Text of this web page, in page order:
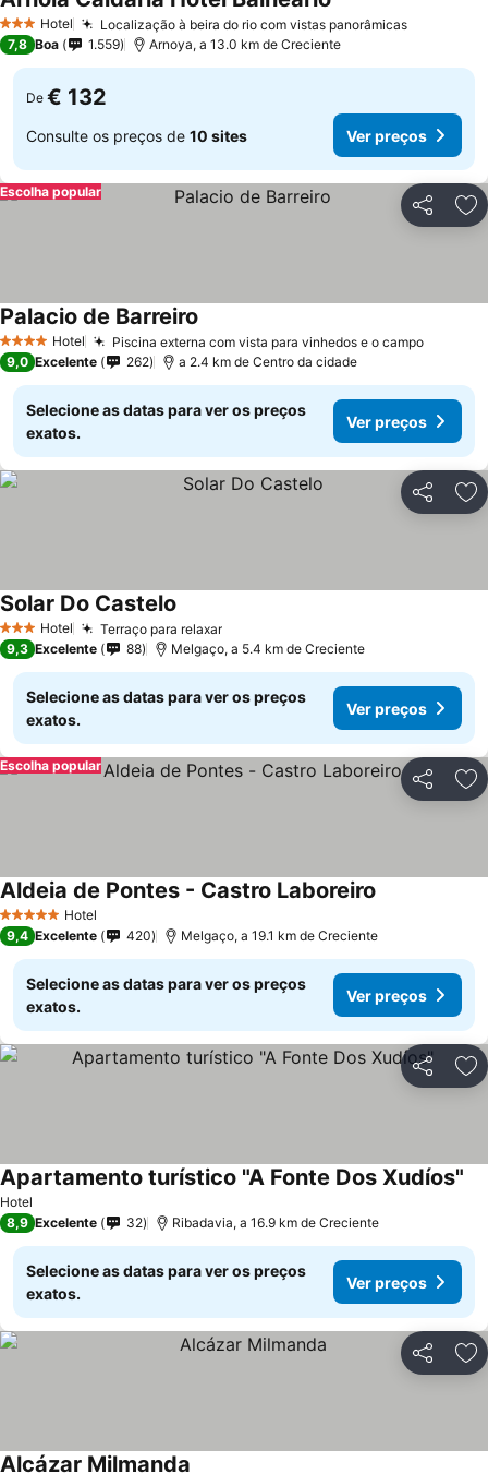
3 EstrelasHotel Localização à beira do rio com vistas panorâmicas
7,8 Boa 1.559 Arnoya, a 13.0 km de Creciente
De € 132
Consulte os preços de 10 sites Ver preços
Partilhar
Escolha popular
4 EstrelasHotel Piscina externa com vista para vinhedos e o campo
Palacio de Barreiro
9,0 Excelente 262 a 2.4 km de Centro da cidade
Selecione as datas para ver os preços
exatos.
Ver preços
Partilhar
3 EstrelasHotel Terraço para relaxar
Solar Do Castelo
9,3 Excelente 88 Melgaço, a 5.4 km de Creciente
Selecione as datas para ver os preços
exatos.
Ver preços
Partilhar
Escolha popular
5 Estrelas Hotel
Aldeia de Pontes - Castro Laboreiro
9,4 Excelente 420 Melgaço, a 19.1 km de Creciente
Selecione as datas para ver os preços
exatos.
Ver preços
Partilhar
Hotel
Apartamento turístico "A Fonte Dos Xudíos"
8,9 Excelente 32 Ribadavia, a 16.9 km de Creciente
Selecione as datas para ver os preços
exatos.
Ver preços
Partilhar
Alcázar Milmanda